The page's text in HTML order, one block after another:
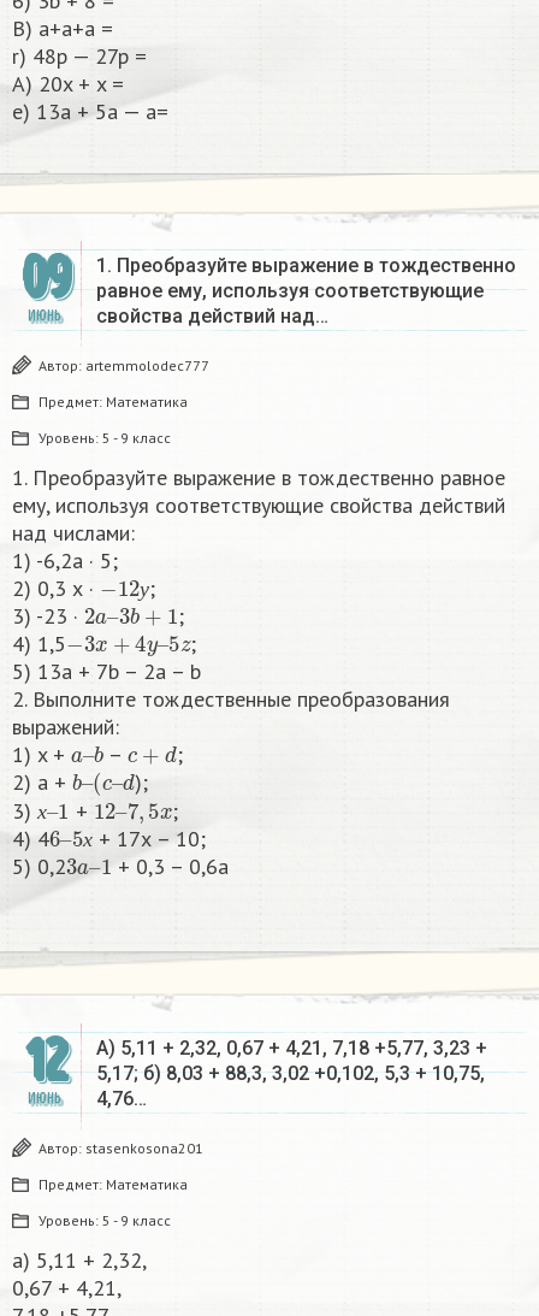
B) a+a+a =
r) 48p — 27p =
A) 20x + x =
e) 13a + 5a — a=​
09
ИЮНЬ
1. Преобразуйте выражение в тождественно
равное ему, используя соответствующие
свойства действий над…
Автор: artemmolodec777
Предмет: Математика
Уровень: 5 - 9 класс
1. Преобразуйте выражение в тождественно равное
ему, используя соответствующие свойства действий
над числами:
1) -6,2a · 5;
2) 0,3 х ·
у
−12у ;
3) -23 · 2 –3b+
;
4) 1,5
3x+ 4y– 5 z
;
5) 13a + 7b – 2a – b
2. Выполните тождественные преобразования
выражений:
1) x + a–
b –
;
2) a + b –(
d
);
3)х
х –
1 + 12 –7,5
;
4) 4
х
6–
5х
+ 17х – 10;
5) 0,23a–
1 + 0,3 – 0,6а
12
ИЮНЬ
A) 5,11 + 2,32, 0,67 + 4,21, 7,18 +5,77, 3,23 +
5,17; б) 8,03 + 88,3, 3,02 +0,102, 5,3 + 10,75,
4,76…
Автор: stasenkosona201
Предмет: Математика
Уровень: 5 - 9 класс
a) 5,11 + 2,32,
0,67 + 4,21,